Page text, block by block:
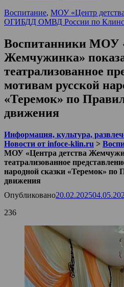
Воспитание, МОУ «Центр
ОГИБДД ОМВД России по
Воспитанники МОУ
Жемчужинка»
театрализованное
мотивам русской
«Теремок» по
движения
Информация, культура,
Новости от infoce-klin.ru >
МОУ «Центра детства
театрализованное
народной сказки «Теремок» по
движения
Опубликовано20.02.2025
236